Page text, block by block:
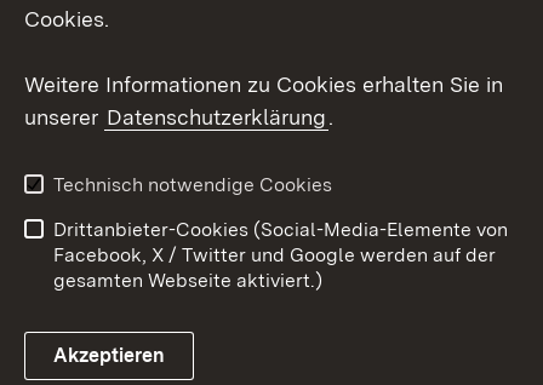
Youtube
Link zum Landesportal
Kontakt
Datenschutz
Barrierefreiheit
Impressum Cookies
Cookies.
Weitere Informationen zu Cookies erhalten Sie in
unserer Datenschutzerklärung.
Technisch notwendige Cookies
Drittanbieter-Cookies (Social-Media-Elemente von
Facebook, X / Twitter und Google werden auf der
gesamten Webseite aktiviert.)
Akzeptieren